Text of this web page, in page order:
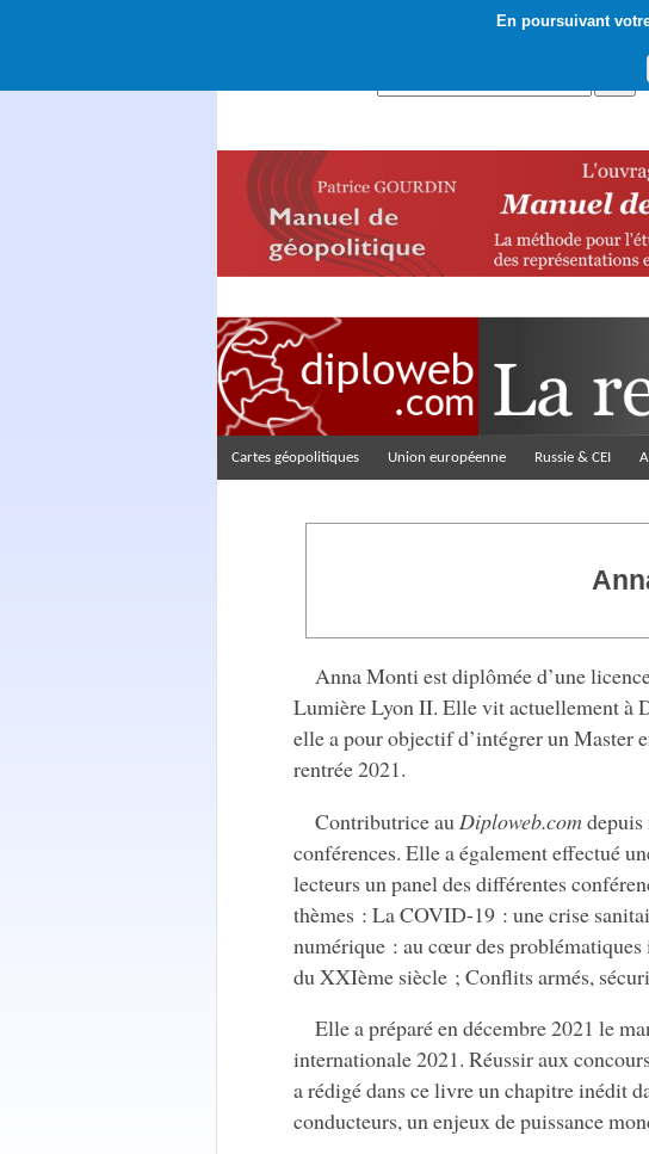
En poursuivant
Cartes géopolitiques Union européenne Russie & CEI
Anna Monti est diplômée d’une
Lumière Lyon II. Elle vit actuellement à
elle a pour objectif d’intégrer un Master
rentrée 2021.
Contributrice au Diploweb.comdepuis
conférences. Elle a également effectué
lecteurs un panel des différentes
thèmes : La COVID-19 : une crise
numérique : au cœur des
du XXIème siècle ; Conflits armés,
Elle a préparé en décembre 2021 le
internationale 2021. Réussir aux
a rédigé dans ce livre un chapitre inédit
conducteurs, un enjeux de puissance